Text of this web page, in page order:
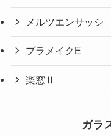
メルツエンサッシ
プラメイクE
楽窓Ⅱ
ガラ